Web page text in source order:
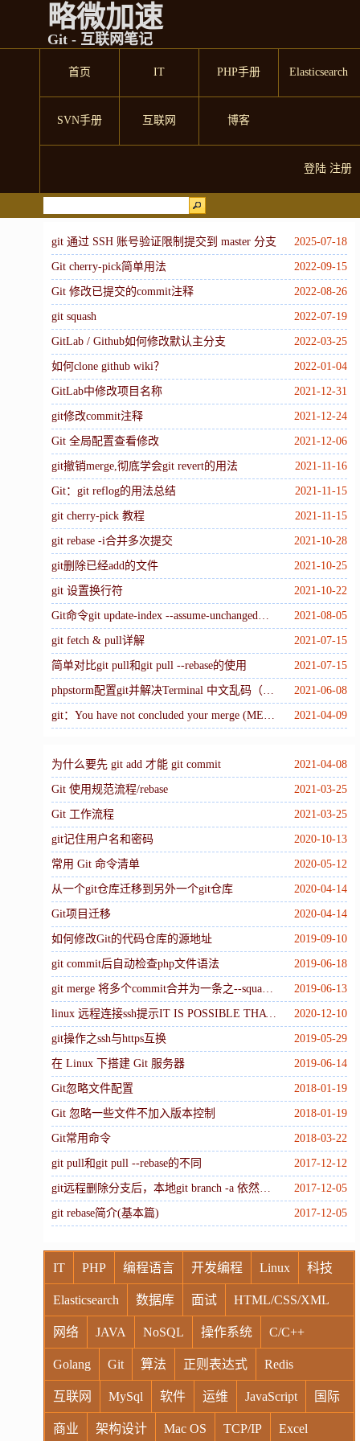
略微加速
Git - 互联网笔记
首页 IT PHP手册 Elasticsearch
SVN手册 互联网 博客
登陆 注册
2025-07-18
git 通过 SSH 账号验证限制提交到 master 分支
2022-09-15
Git cherry-pick简单用法
2022-08-26
Git 修改已提交的commit注释
2022-07-19
git squash
2022-03-25
GitLab / Github如何修改默认主分支
2022-01-04
如何clone github wiki？
2021-12-31
GitLab中修改项目名称
2021-12-24
git修改commit注释
2021-12-06
Git 全局配置查看修改
2021-11-16
git撤销merge,彻底学会git revert的用法
2021-11-15
Git：git reflog的用法总结
2021-11-15
git cherry-pick 教程
2021-10-28
git rebase -i合并多次提交
2021-10-25
git删除已经add的文件
2021-10-22
git 设置换行符
2021-08-05
Git命令git update-index --assume-unchanged，忽略不想提交的文件（忽略跟踪）
2021-07-15
git fetch & pull详解
2021-07-15
简单对比git pull和git pull --rebase的使用
2021-06-08
phpstorm配置git并解决Terminal 中文乱码（Unicode 编码）的方法
2021-04-09
git：You have not concluded your merge (MERGE_HEAD exists)
2021-04-08
为什么要先 git add 才能 git commit
2021-03-25
Git 使用规范流程/rebase
2021-03-25
Git 工作流程
2020-10-13
git记住用户名和密码
2020-05-12
常用 Git 命令清单
2020-04-14
从一个git仓库迁移到另外一个git仓库
2020-04-14
Git项目迁移
2019-09-10
如何修改Git的代码仓库的源地址
2019-06-18
git commit后自动检查php文件语法
2019-06-13
git merge 将多个commit合并为一条之--squash 选项
2020-12-10
linux 远程连接ssh提示IT IS POSSIBLE THAT SOMEONE IS DOING SOMETHING NASTY解决
2019-05-29
git操作之ssh与https互换
2019-06-14
在 Linux 下搭建 Git 服务器
2018-01-19
Git忽略文件配置
2018-01-19
Git 忽略一些文件不加入版本控制
2018-03-22
Git常用命令
2017-12-12
git pull和git pull --rebase的不同
2017-12-05
git远程删除分支后，本地git branch -a 依然能看到的解决办法。
2017-12-05
git rebase简介(基本篇)
IT PHP 编程语言 开发编程 Linux 科技
Elasticsearch 数据库 面试 HTML/CSS/XML
网络 JAVA NoSQL 操作系统 C/C++
Golang Git 算法 正则表达式 Redis
互联网 MySql 软件 运维 JavaScript 国际
商业 架构设计 Mac OS TCP/IP Excel